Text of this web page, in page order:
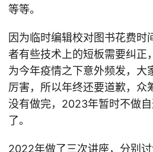
等等。
因为临时编辑校对图书花费时
者有些技术上的短板需要纠正
为今年疫情之下意外频发，大
厉害，所以年终还要道歉，众
没有做完，2023年暂时不做
了。
2022年做了三次讲座，分别